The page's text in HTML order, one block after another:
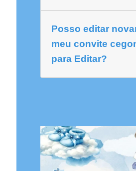
Posso editar
meu convite
para Editar?